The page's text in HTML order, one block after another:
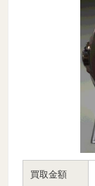
買取金額